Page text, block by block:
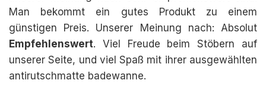
Man bekommt ein gutes Produkt zu einem
günstigen Preis. Unserer Meinung nach: Absolut
Empfehlenswert. Viel Freude beim Stöbern auf
unserer Seite, und viel Spaß mit ihrer ausgewählten
antirutschmatte badewanne.